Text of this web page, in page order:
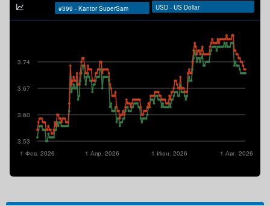
3.53
3.60
3.67
3.74
1 Авг. 2026
1 Июн. 2026
1 Апр. 2026
1 Фев. 2026